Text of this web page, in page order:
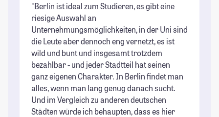
"Berlin ist ideal zum Studieren, es gibt eine
riesige Auswahl an
Unternehmungsmöglichkeiten, in der Uni sind
die Leute aber dennoch eng vernetzt, es ist
wild und bunt und insgesamt trotzdem
bezahlbar - und jeder Stadtteil hat seinen
ganz eigenen Charakter. In Berlin findet man
alles, wenn man lang genug danach sucht.
Und im Vergleich zu anderen deutschen
Städten würde ich behaupten, dass es hier